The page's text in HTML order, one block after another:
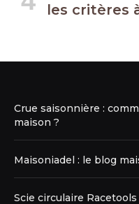
les critères
Crue saisonnière :
maison ?
Maisoniadel : le blog
Scie circulaire